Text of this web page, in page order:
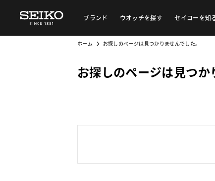
ブランド ウオッチを探す セイコーを知
ホーム お探しのページは見つかりませんでした。
お探しのページは見つか